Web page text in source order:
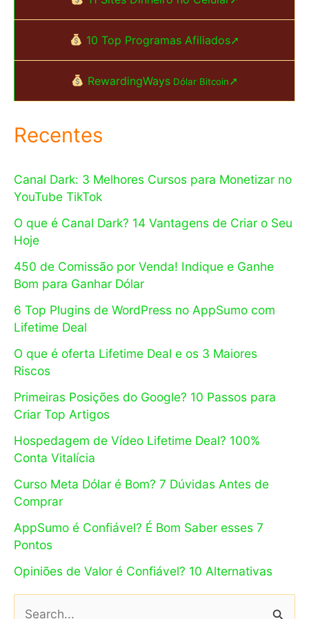
10 Top Programas Afiliados➚
RewardingWays Dólar Bitcoin➚
Recentes
Canal Dark: 3 Melhores Cursos para Monetizar no
YouTube TikTok
O que é Canal Dark? 14 Vantagens de Criar o Seu
Hoje
450 de Comissão por Venda! Indique e Ganhe
Bom para Ganhar Dólar
6 Top Plugins de WordPress no AppSumo com
Lifetime Deal
O que é oferta Lifetime Deal e os 3 Maiores
Riscos
Primeiras Posições do Google? 10 Passos para
Criar Top Artigos
Hospedagem de Vídeo Lifetime Deal? 100%
Conta Vitalícia
Curso Meta Dólar é Bom? 7 Dúvidas Antes de
Comprar
AppSumo é Confiável? É Bom Saber esses 7
Pontos
Opiniões de Valor é Confiável? 10 Alternativas